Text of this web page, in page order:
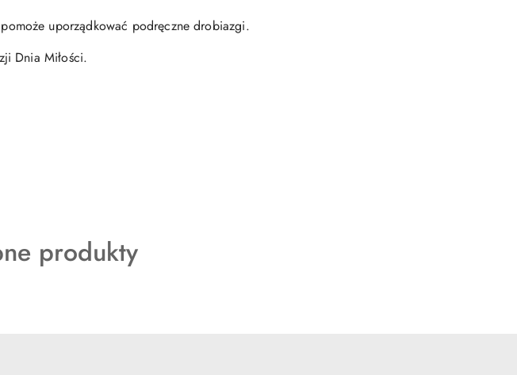
uporządkować podręczne drobiazgi.
Dnia Miłości.
produkty